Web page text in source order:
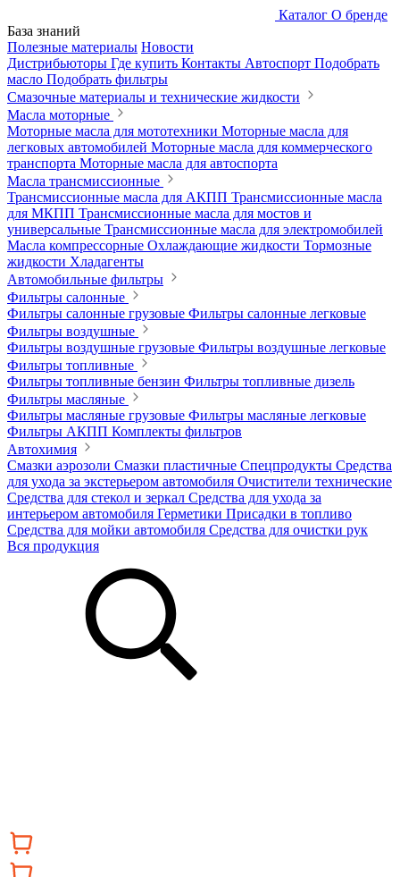
Каталог О бренде
База знаний
Полезные материалы Новости
Дистрибьюторы Где купить Контакты Автоспорт Подобрать
масло Подобрать фильтры
Смазочные материалы и технические жидкости
Масла моторные
Моторные масла для мототехники Моторные масла для
легковых автомобилей Моторные масла для коммерческого
транспорта Моторные масла для автоспорта
Масла трансмиссионные
Трансмиссионные масла для АКПП Трансмиссионные масла
для МКПП Трансмиссионные масла для мостов и
универсальные Трансмиссионные масла для электромобилей
Масла компрессорные Охлаждающие жидкости Тормозные
жидкости Хладагенты
Автомобильные фильтры
Фильтры салонные
Фильтры салонные грузовые Фильтры салонные легковые
Фильтры воздушные
Фильтры воздушные грузовые Фильтры воздушные легковые
Фильтры топливные
Фильтры топливные бензин Фильтры топливные дизель
Фильтры масляные
Фильтры масляные грузовые Фильтры масляные легковые
Фильтры АКПП Комплекты фильтров
Автохимия
Смазки аэрозоли Смазки пластичные Спецпродукты Средства
для ухода за экстерьером автомобиля Очистители технические
Средства для стекол и зеркал Средства для ухода за
интерьером автомобиля Герметики Присадки в топливо
Средства для мойки автомобиля Средства для очистки рук
Вся продукция